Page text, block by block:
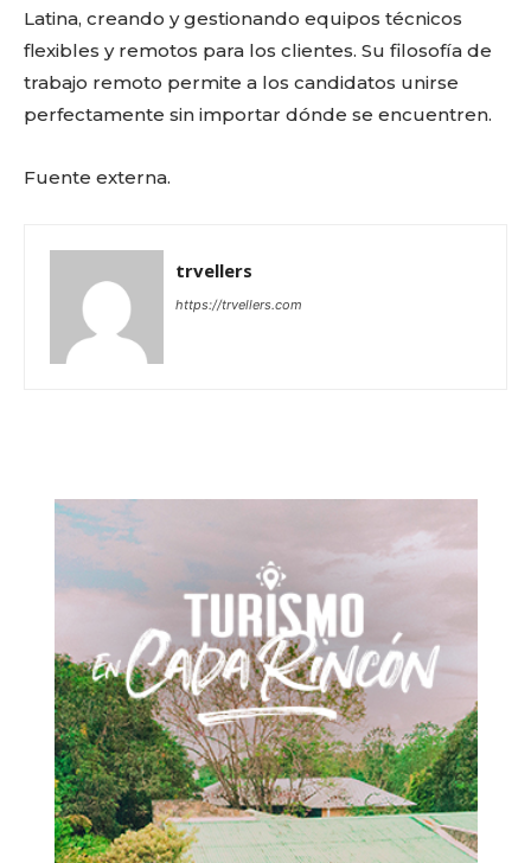
Latina, creando y gestionando equipos técnicos
flexibles y remotos para los clientes. Su filosofía de
trabajo remoto permite a los candidatos unirse
perfectamente sin importar dónde se encuentren.
Fuente externa.
trvellers
https://trvellers.com